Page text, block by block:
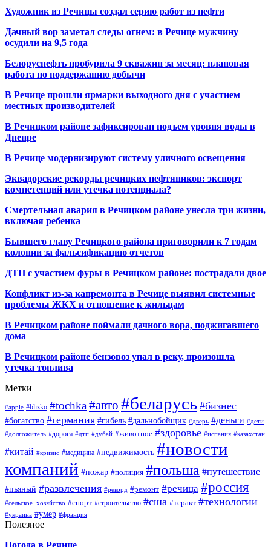
Художник из Речицы создал серию работ из нефти
Дачный вор заметал следы огнем: в Речице мужчину
осудили на 9,5 года
Белоруснефть пробурила 9 скважин за месяц: плановая
работа по поддержанию добычи
В Речице прошли ярмарки выходного дня с участием
местных производителей
В Речицком районе зафиксирован подъем уровня воды в
Днепре
В Речице модернизируют систему уличного освещения
Эквадорские рекорды речицких нефтяников: экспорт
компетенций или утечка потенциала?
Смертельная авария в Речицком районе унесла три жизни,
включая ребенка
Бывшего главу Речицкого района приговорили к 7 годам
колонии за фальсификацию отчетов
ДТП с участием фуры в Речицком районе: пострадали двое
Конфликт из-за капремонта в Речице выявил системные
проблемы ЖКХ и отношение к жильцам
В Речицком районе поймали дачного вора, поджигавшего
дома
В Речицком районе бензовоз упал в реку, произошла
утечка топлива
Метки
#apple #blizko #tochka#авто #беларусь #бизнес
#богатство #германия #гибель #дальнобойщик #дверь #деньги #дети
#долгожитель #дорога #дтп #дубай #животное #здоровье #испания #казахстан
#китай #кризис #медицина #недвижимость #новости
компаний #пожар #полиция #польша #путешествие
#пьяный #развлечения #рекорд #ремонт #речица #россия
#сельское_хозяйство #спорт #строительство #сша #теракт #технологии
#украина #умер #франция
Полезное
Погода в Речице